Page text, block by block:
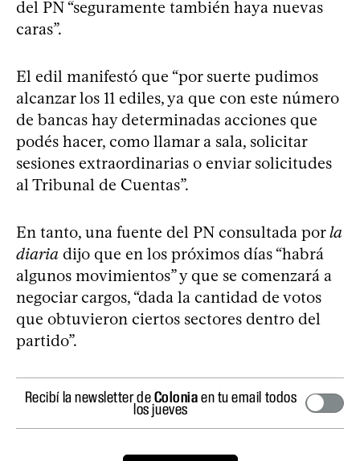
del PN “seguramente también haya nuevas
caras”.
El edil manifestó que “por suerte pudimos
alcanzar los 11 ediles, ya que con este número
de bancas hay determinadas acciones que
podés hacer, como llamar a sala, solicitar
sesiones extraordinarias o enviar solicitudes
al Tribunal de Cuentas”.
En tanto, una fuente del PN consultada porla
diaria dijo que en los próximos días “habrá
algunos movimientos” y que se comenzará a
negociar cargos, “dada la cantidad de votos
que obtuvieron ciertos sectores dentro del
partido”.
Recibí la newsletter deColoniaen tu email todos
los jueves